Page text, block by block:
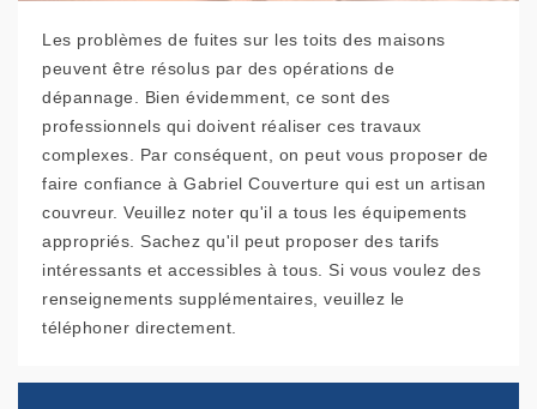
Les problèmes de fuites sur les toits des maisons
peuvent être résolus par des opérations de
dépannage. Bien évidemment, ce sont des
professionnels qui doivent réaliser ces travaux
complexes. Par conséquent, on peut vous proposer de
faire confiance à Gabriel Couverture qui est un artisan
couvreur. Veuillez noter qu'il a tous les équipements
appropriés. Sachez qu'il peut proposer des tarifs
intéressants et accessibles à tous. Si vous voulez des
renseignements supplémentaires, veuillez le
téléphoner directement.